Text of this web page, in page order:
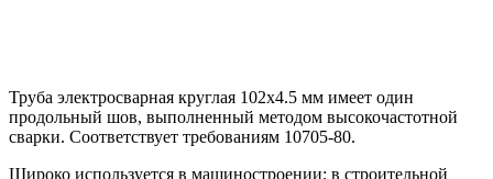
Труба электросварная круглая 102х4.5 мм имеет один
продольный шов, выполненный методом высокочастотной
сварки. Соответствует требованиям 10705-80.
Широко используется в машиностроении; в строительной